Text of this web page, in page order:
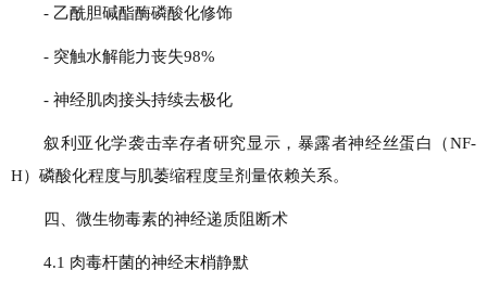
- 乙酰胆碱酯酶磷酸化修饰
- 突触水解能力丧失98%
- 神经肌肉接头持续去极化
叙利亚化学袭击幸存者研究显示，暴露者神经丝蛋白（NF-
H）磷酸化程度与肌萎缩程度呈剂量依赖关系。
四、微生物毒素的神经递质阻断术
4.1 肉毒杆菌的神经末梢静默